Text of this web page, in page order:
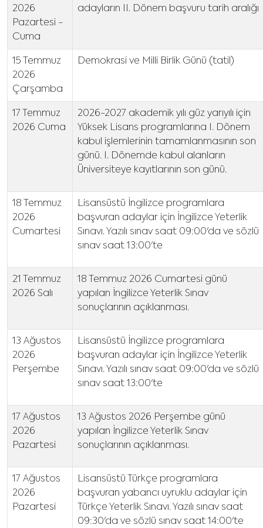
2026
Pazartesi -
Cuma
adayların II. Dönem başvuru tarih aralığı
15 Temmuz
2026
Çarşamba
Demokrasi ve Milli Birlik Günü (tatil)
17 Temmuz
2026 Cuma
2026-2027 akademik yılı güz yarıyılı için
Yüksek Lisans programlarına I. Dönem
kabul işlemlerinin tamamlanmasının son
günü. I. Dönemde kabul alanların
Üniversiteye kayıtlarının son günü.
18 Temmuz
2026
Cumartesi
Lisansüstü İngilizce programlara
başvuran adaylar için İngilizce Yeterlik
Sınavı. Yazılı sınav saat 09:00'da ve sözlü
sınav saat 13:00'te
21 Temmuz
2026 Salı
18 Temmuz 2026 Cumartesi günü
yapılan İngilizce Yeterlik Sınav
sonuçlarının açıklanması.
13 Ağustos
2026
Perşembe
Lisansüstü İngilizce programlara
başvuran adaylar için İngilizce Yeterlik
Sınavı. Yazılı sınav saat 09:00'da ve sözlü
sınav saat 13:00'te
17 Ağustos
2026
Pazartesi
13 Ağustos 2026 Perşembe günü
yapılan İngilizce Yeterlik Sınav
sonuçlarının açıklanması.
17 Ağustos
2026
Pazartesi
Lisansüstü Türkçe programlara
başvuran yabancı uyruklu adaylar için
Türkçe Yeterlik Sınavı. Yazılı sınav saat
09:30'da ve sözlü sınav saat 14:00'te